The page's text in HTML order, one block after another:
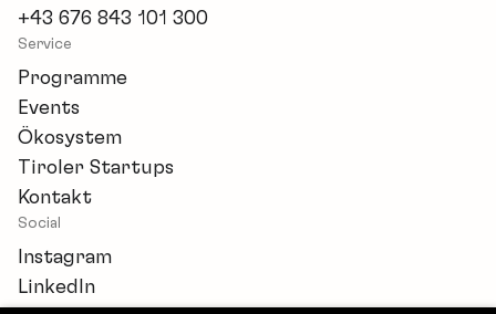
+43 676 843 101 300
Service
Programme
Events
Ökosystem
Tiroler Startups
Kontakt
Social
Instagram
LinkedIn